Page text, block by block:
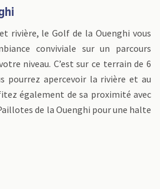
rivière, le Golf de la Ouenghi vous
conviviale sur un parcours
niveau. C’est sur ce terrain de 6
pourrez apercevoir la rivière et au
également de sa proximité avec
de la Ouenghi pour une halte